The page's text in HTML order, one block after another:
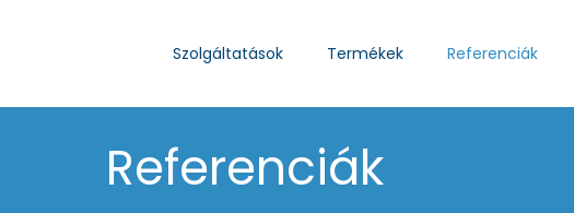
Szolgáltatások Termékek Referenciák
Referenciák